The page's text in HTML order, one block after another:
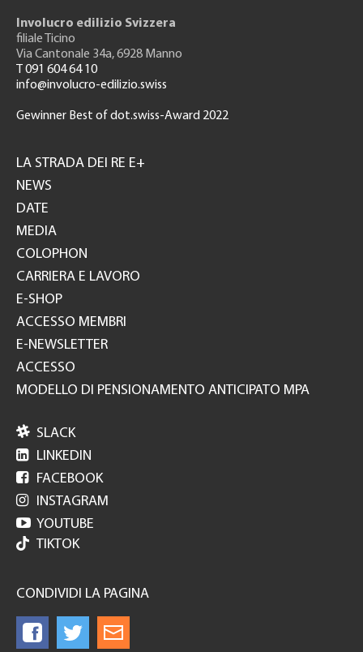
Involucro edilizio Svizzera
filiale Ticino
Via Cantonale 34a, 6928 Manno
T 091 604 64 10
info@involucro-edilizio.swiss
Gewinner Best of dot.swiss-Award 2022
GH
LA STRADA DEI RE E+
NEWS
DATE
MEDIA
COLOPHON
CARRIERA E LAVORO
E-SHOP
ACCESSO MEMBRI
E-NEWSLETTER
ACCESSO
MODELLO DI PENSIONAMENTO ANTICIPATO MPA
 SLACK
 LINKEDIN
 FACEBOOK
 INSTAGRAM
 YOUTUBE
TIKTOK
CONDIVIDI LA PAGINA